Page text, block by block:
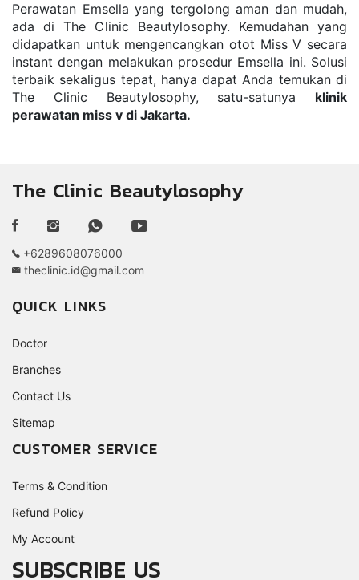
Perawatan Emsella yang tergolong aman dan mudah,
ada di The Clinic Beautylosophy. Kemudahan yang
didapatkan untuk mengencangkan otot Miss V secara
instant dengan melakukan prosedur Emsella ini. Solusi
terbaik sekaligus tepat, hanya dapat Anda temukan di
The Clinic Beautylosophy, satu-satunya klinik
perawatan miss v di Jakarta.
The Clinic Beautylosophy
+6289608076000
theclinic.id@gmail.com
QUICK LINKS
Doctor
Branches
Contact Us
Sitemap
CUSTOMER SERVICE
Terms & Condition
Refund Policy
My Account
SUBSCRIBE US